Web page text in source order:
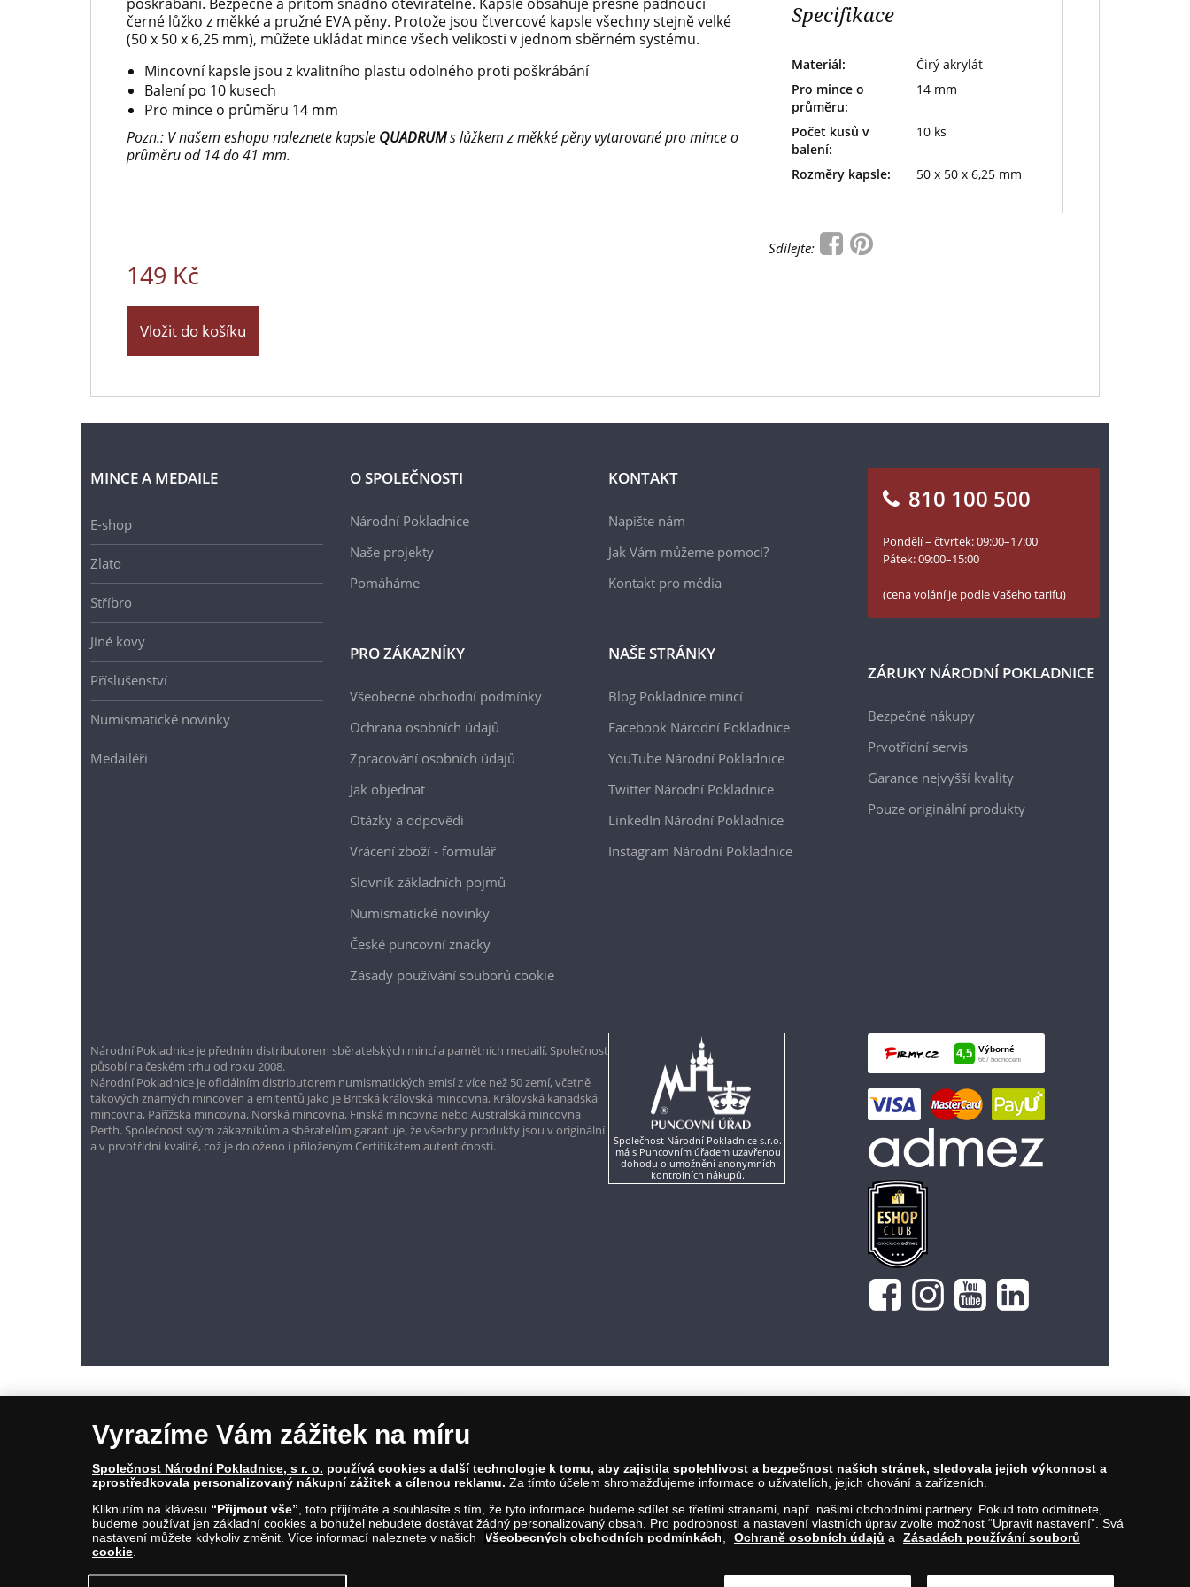
černé lůžko z měkké a pružné EVA pěny. Protože jsou čtvercové kapsle všechny stejně velké
(50 x 50 x 6,25 mm), můžete ukládat mince všech velikosti v jednom sběrném systému.
Mincovní kapsle jsou z kvalitního plastu odolného proti poškrábání
Balení po 10 kusech
Pro mince o průměru 14 mm
Pozn.: V našem eshopu naleznete kapsle QUADRUMs lůžkem z měkké pěny vytarované pro mince o
průměru od 14 do 41 mm.
149 Kč
Vložit do košíku
Specifikace
Materiál:
Čirý akrylát
Pro mince o
průměru:
14 mm
Počet kusů v
balení:
10 ks
Rozměry kapsle: 50 x 50 x 6,25 mm
Sdílejte:
MINCE A MEDAILE
E-shop
Zlato
Stříbro
Jiné kovy
Příslušenství
Numismatické novinky
Medailéři
O SPOLEČNOSTI
Národní Pokladnice
Naše projekty
Pomáháme
PRO ZÁKAZNÍKY
Všeobecné obchodní podmínky
Ochrana osobních údajů
Zpracování osobních údajů
Jak objednat
Otázky a odpovědi
Vrácení zboží - formulář
Slovník základních pojmů
Numismatické novinky
České puncovní značky
Zásady používání souborů cookie
KONTAKT
Napište nám
Jak Vám můžeme pomoci?
Kontakt pro média
NAŠE STRÁNKY
Blog Pokladnice mincí
Facebook Národní Pokladnice
YouTube Národní Pokladnice
Twitter Národní Pokladnice
LinkedIn Národní Pokladnice
Instagram Národní Pokladnice
810 100 500
Pondělí – čtvrtek: 09:00–17:00
Pátek: 09:00–15:00
(cena volání je podle Vašeho tarifu)
ZÁRUKY NÁRODNÍ POKLADNICE
Bezpečné nákupy
Prvotřídní servis
Garance nejvyšší kvality
Pouze originální produkty
Národní Pokladnice je předním distributorem sběratelských mincí a pamětních medailí. Společnost
působí na českém trhu od roku 2008.
Národní Pokladnice je oficiálním distributorem numismatických emisí z více než 50 zemí, včetně
takových známých mincoven a emitentů jako je Britská královská mincovna, Královská kanadská
mincovna, Pařížská mincovna, Norská mincovna, Finská mincovna nebo Australská mincovna
Perth. Společnost svým zákazníkům a sběratelům garantuje, že všechny produkty jsou v originální
a v prvotřídní kvalitě, což je doloženo i přiloženým Certifikátem autentičnosti.
Společnost Národní Pokladnice s.r.o.
má s Puncovním úřadem uzavřenou
dohodu o umožnění anonymních
kontrolních nákupů.
© Copyright 2026 - Národní Pokladnice, s. r. o.; Karolinská 661/4, 186 00 Praha 8; Tel.: 810 100 500
E-mail: info@narodnipokladnice.cz, www.narodnipokladnice.cz; IČ: 28507622; DIČ: CZ28507622
Společnost zapsána v OR vedeném Městským soudem v Praze, oddíl C, vložka 146644
Upravit nastavení souborů cookie můžete
Vyrazíme Vám zážitek na míru
Společnost Národní Pokladnice, s r. o. používá cookies a další technologie k tomu, aby zajistila spolehlivost a bezpečnost našich stránek, sledovala jejich výkonnost a
zprostředkovala personalizovaný nákupní zážitek a cílenou reklamu. Za tímto účelem shromažďujeme informace o uživatelích, jejich chování a zařízeních.
Kliknutím na klávesu “Přijmout vše” , toto přijímáte a souhlasíte s tím, že tyto informace budeme sdílet se třetími stranami, např. našimi obchodními partnery. Pokud toto odmítnete,
budeme používat jen základní cookies a bohužel nebudete dostávat žádný personalizovaný obsah. Pro podrobnosti a nastavení vlastních úprav zvolte možnost “Upravit nastavení”. Svá
nastavení můžete kdykoliv změnit. Více informací naleznete v našich
Všeobecných obchodních podmínkách Ochraně osobních údajů a
Zásadách používání souborů
cookie